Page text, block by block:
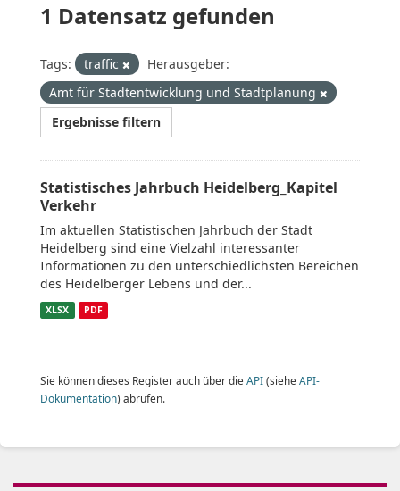
1 Datensatz gefunden
Tags: traffic
Herausgeber:
Amt für Stadtentwicklung und Stadtplanung
Ergebnisse filtern
Statistisches Jahrbuch Heidelberg_Kapitel
Verkehr
Im aktuellen Statistischen Jahrbuch der Stadt
Heidelberg sind eine Vielzahl interessanter
Informationen zu den unterschiedlichsten Bereichen
des Heidelberger Lebens und der...
XLSX PDF
Sie können dieses Register auch über die API(siehe API-
Dokumentation) abrufen.